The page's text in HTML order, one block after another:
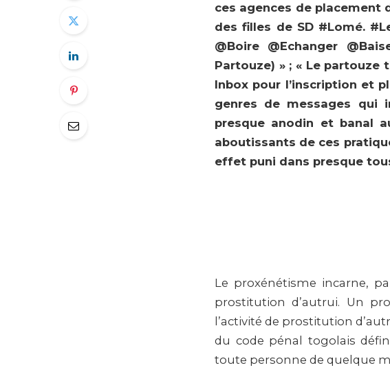
ces agences de placement
des filles de SD #Lomé.
@Boire @Echanger
Partouze) » ; « Le
Inbox pour l’inscription et
genres de messages qui
presque anodin et banal
aboutissants de ces
effet puni dans presque
Le proxénétisme incarne,
prostitution d’autrui. Un
l’activité de prostitution
du code pénal togolais
toute personne de quelque